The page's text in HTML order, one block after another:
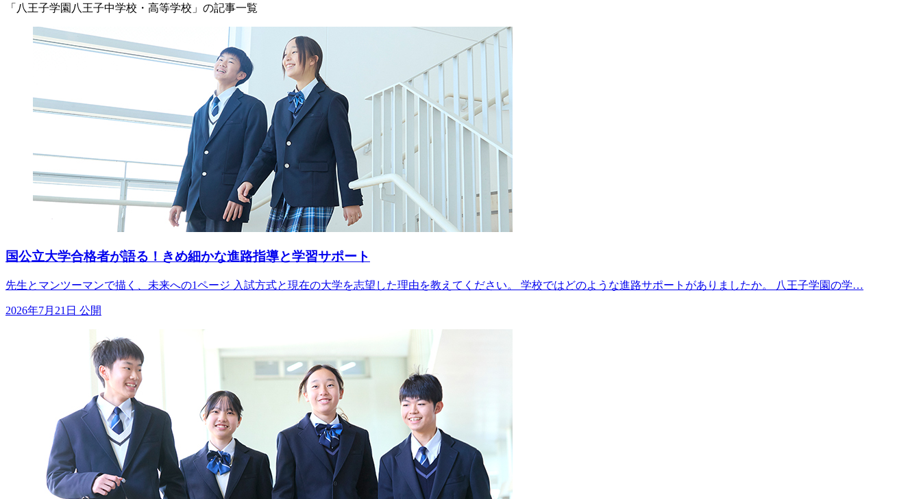
「八王子学園八王子中学校・高等学校」の記事一覧
国公立大学合格者が語る！きめ細かな進路指導と学習サポート
先生とマンツーマンで描く、未来への1ページ 入試方式と現在の大学を志望した理由を教えてください。 学校ではどのような進路サポートがありましたか。 八王子学園の学…
2026年7月21日 公開